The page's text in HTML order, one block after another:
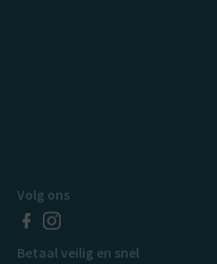
Volg ons
Betaal veilig en snel